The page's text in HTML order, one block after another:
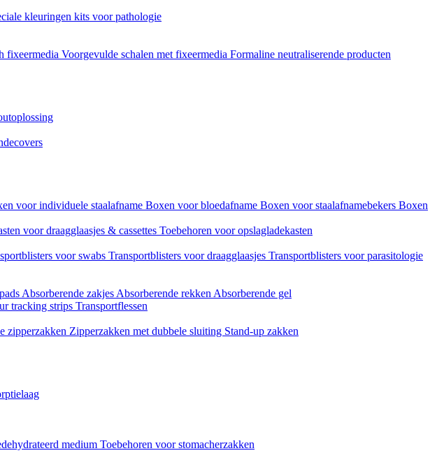
kleuringen kits voor pathologie
fixeermedia Voorgevulde schalen met fixeermedia Formaline neutraliserende producten
voor individuele staalafname Boxen voor bloedafname Boxen voor staalafnamebekers Boxen
voor draagglaasjes & cassettes Toebehoren voor opslagladekasten
voor swabs Transportblisters voor draagglaasjes Transportblisters voor parasitologie
Absorberende zakjes Absorberende rekken Absorberende gel
tracking strips Transportflessen
zipperzakken Zipperzakken met dubbele sluiting Stand-up zakken
medium Toebehoren voor stomacherzakken